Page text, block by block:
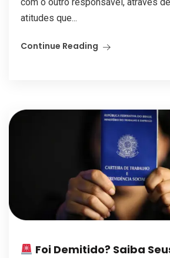
atitudes que...
Continue Reading
Foi Demitido? Saiba